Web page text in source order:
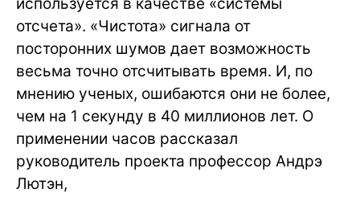
используется в качестве «системы
отсчета». «Чистота» сигнала от
посторонних шумов дает возможность
весьма точно отсчитывать время. И, по
мнению ученых, ошибаются они не более,
чем на 1 секунду в 40 миллионов лет. О
применении часов рассказал
руководитель проекта профессор Андрэ
Лютэн,